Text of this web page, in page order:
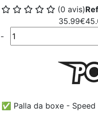
(0 avis)
35.99€
Quantité
-
✅ Palla da boxe -